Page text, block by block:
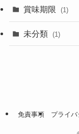
賞味期限 (1)
未分類 (1)
免責事項 プライ